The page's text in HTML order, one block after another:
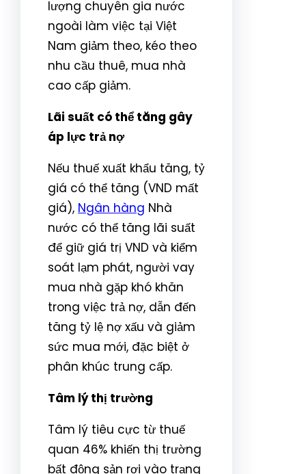
lượng chuyên gia nước
ngoài làm việc tại Việt
Nam giảm theo, kéo theo
nhu cầu thuê, mua nhà
cao cấp giảm.
Lãi suất có thể tăng gây
áp lực trả nợ
Nếu thuế xuất khẩu tăng, tỷ
giá có thể tăng (VND mất
giá), Ngân hàng Nhà
nước có thể tăng lãi suất
để giữ giá trị VND và kiểm
soát lạm phát, người vay
mua nhà gặp khó khăn
trong việc trả nợ, dẫn đến
tăng tỷ lệ nợ xấu và giảm
sức mua mới, đặc biệt ở
phân khúc trung cấp.
Tâm lý thị trường
Tâm lý tiêu cực từ thuế
quan 46% khiến thị trường
bất động sản rơi vào trạng